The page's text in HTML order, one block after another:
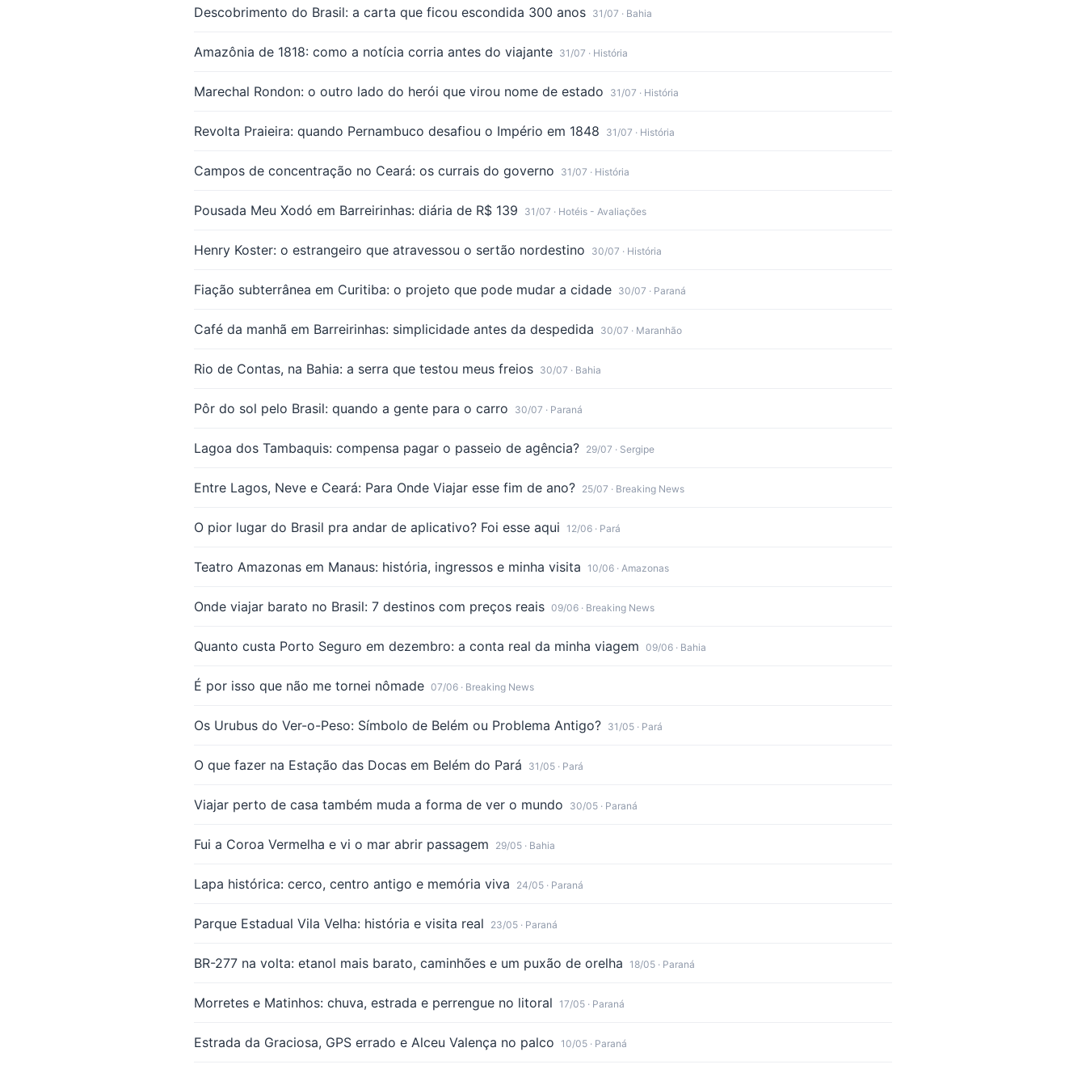
Descobrimento do Brasil: a carta que ficou escondida 300 anos 31/07 · Bahia
Amazônia de 1818: como a notícia corria antes do viajante 31/07 · História
Marechal Rondon: o outro lado do herói que virou nome de estado 31/07 · História
Revolta Praieira: quando Pernambuco desafiou o Império em 1848 31/07 · História
Campos de concentração no Ceará: os currais do governo 31/07 · História
Pousada Meu Xodó em Barreirinhas: diária de R$ 139 31/07 · Hotéis - Avaliações
Henry Koster: o estrangeiro que atravessou o sertão nordestino 30/07 · História
Fiação subterrânea em Curitiba: o projeto que pode mudar a cidade 30/07 · Paraná
Café da manhã em Barreirinhas: simplicidade antes da despedida 30/07 · Maranhão
Rio de Contas, na Bahia: a serra que testou meus freios 30/07 · Bahia
Pôr do sol pelo Brasil: quando a gente para o carro 30/07 · Paraná
Lagoa dos Tambaquis: compensa pagar o passeio de agência? 29/07 · Sergipe
Entre Lagos, Neve e Ceará: Para Onde Viajar esse fim de ano? 25/07 · Breaking News
O pior lugar do Brasil pra andar de aplicativo? Foi esse aqui 12/06 · Pará
Teatro Amazonas em Manaus: história, ingressos e minha visita 10/06 · Amazonas
Onde viajar barato no Brasil: 7 destinos com preços reais 09/06 · Breaking News
Quanto custa Porto Seguro em dezembro: a conta real da minha viagem 09/06 · Bahia
É por isso que não me tornei nômade 07/06 · Breaking News
Os Urubus do Ver-o-Peso: Símbolo de Belém ou Problema Antigo? 31/05 · Pará
O que fazer na Estação das Docas em Belém do Pará 31/05 · Pará
Viajar perto de casa também muda a forma de ver o mundo 30/05 · Paraná
Fui a Coroa Vermelha e vi o mar abrir passagem 29/05 · Bahia
Lapa histórica: cerco, centro antigo e memória viva 24/05 · Paraná
Parque Estadual Vila Velha: história e visita real 23/05 · Paraná
BR-277 na volta: etanol mais barato, caminhões e um puxão de orelha 18/05 · Paraná
Morretes e Matinhos: chuva, estrada e perrengue no litoral 17/05 · Paraná
Estrada da Graciosa, GPS errado e Alceu Valença no palco 10/05 · Paraná